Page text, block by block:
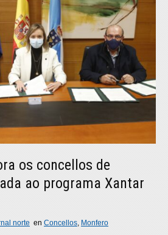
os concellos de
ao programa Xantar
norte en Concellos, Monfero